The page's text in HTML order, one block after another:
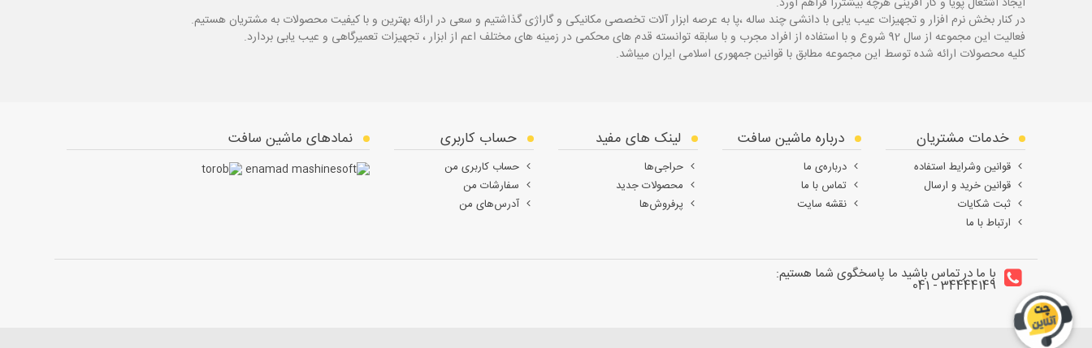
در کنار بخش نرم افزار و تجهیزات عیب یابی با دانشی چند ساله ،پابه عرصه ابزار آلات تخصصی مکانیکی و گاراژی گذاشتیم و سعی در ارائه بهترین و با کیفیت محصولات به مشتریان هستیم.
فعالیت این مجموعه از سال 92 شروع و با استفاده از افراد مجرب و با سابقه توانسته قدم های محکمی در زمینه های مختلف اعم از ابزار ، تجهیزات تعمیرگاهی و عیب یابی بردارد.
کلیه محصولات ارائه شده توسط این مجموعه مطابق با قوانین جمهوری اسلامی ایران میباشد.
خدمات مشتریان
قوانین وشرایط استفاده
قوانین خرید و ارسال
ثبت شکایات
ارتباط با ما
درباره ماشین سافت
درباره‌ی ما
تماس با ما
نقشه سایت
لینک های مفید
حراجی‌ها
محصولات جدید
پرفروش‌ها
حساب کاربری
حساب کاربری من
سفارشات من
آدرس‌های من
نمادهای ماشین سافت
با ما در تماس باشید ما پاسخگوی شما هستیم:
34444149 - 041